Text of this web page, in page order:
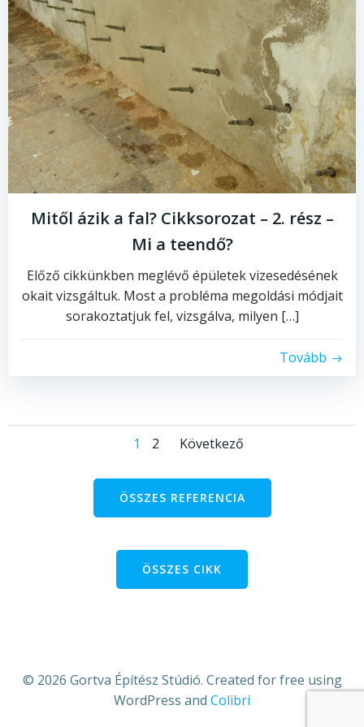
Mitől ázik a fal? Cikksorozat – 2. rész –
Mi a teendő?
Előző cikkünkben meglévő épületek vizesedésének
okait vizsgáltuk. Most a probléma megoldási módjait
sorakoztatjuk fel, vizsgálva, milyen […]
Tovább
Posts
navigation
Page
1 Page
2
Posts
navigation
Következő
ÖSSZES REFERENCIA
ÖSSZES CIKK
© 2026 Gortva Építész Stúdió. Created for free using
WordPress and Colibri